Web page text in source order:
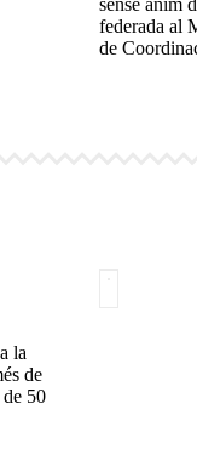
sense ànim
federada al
de
la
de
50